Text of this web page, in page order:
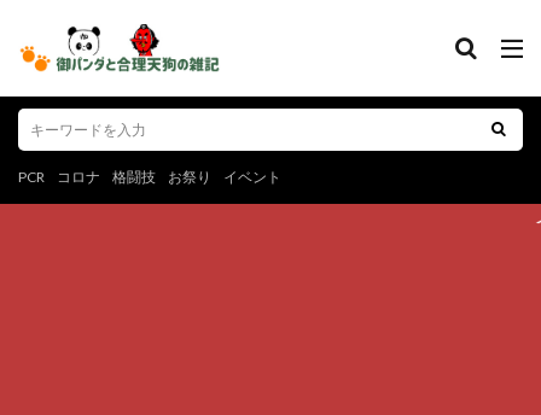
PCR コロナ 格闘技 お祭り イベント
イベントやグルメ、ス